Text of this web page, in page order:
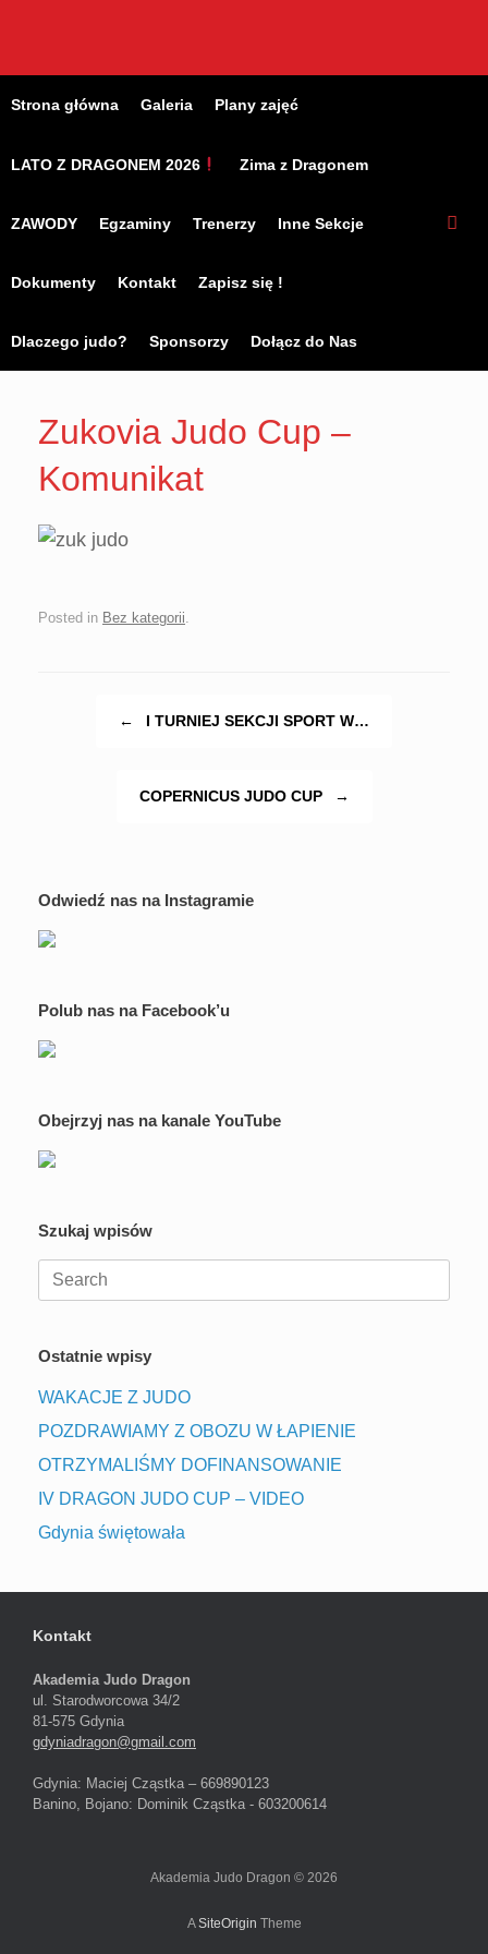
Strona główna Galeria Plany zajęć
LATO Z DRAGONEM 2026 Zima z Dragonem
ZAWODY Egzaminy Trenerzy Inne Sekcje
Dokumenty Kontakt Zapisz się !
Dlaczego judo? Sponsorzy Dołącz do Nas
Zukovia Judo Cup –
Komunikat
Posted in Bez kategorii
← I TURNIEJ SEKCJI SPORT W…
COPERNICUS JUDO CUP →
Odwiedź nas na Instagramie
Polub nas na Facebook’u
Obejrzyj nas na kanale YouTube
Szukaj wpisów
Search
for:
Ostatnie wpisy
WAKACJE Z JUDO
POZDRAWIAMY Z OBOZU W ŁAPIENIE
OTRZYMALIŚMY DOFINANSOWANIE
IV DRAGON JUDO CUP – VIDEO
Gdynia świętowała
Kontakt
Akademia Judo Dragon
ul. Starodworcowa 34/2
81-575 Gdynia
gdyniadragon@gmail.com
Gdynia: Maciej Cząstka – 669890123
Banino, Bojano: Dominik Cząstka - 603200614
Akademia Judo Dragon © 2026
ASiteOrigin Theme